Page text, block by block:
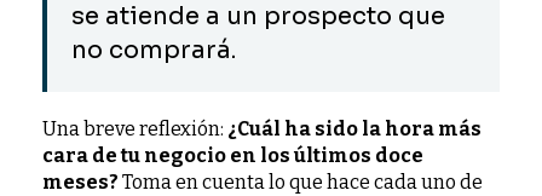
se atiende a un prospecto que
no comprará.
Una breve reflexión: ¿Cuál ha sido la hora más
cara de tu negocio en los últimos doce
meses? Toma en cuenta lo que hace cada uno de